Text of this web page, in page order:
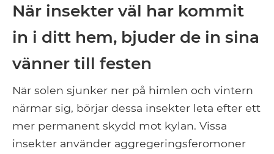
När insekter väl har kommit
in i ditt hem, bjuder de in sina
vänner till festen
När solen sjunker ner på himlen och vintern
närmar sig, börjar dessa insekter leta efter ett
mer permanent skydd mot kylan. Vissa
insekter använder aggregeringsferomoner